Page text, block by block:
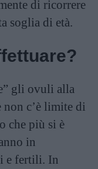
di ricorrere
soglia di età.
gli ovuli alla
non c’è limite di
che più si è
in
e fertili. In